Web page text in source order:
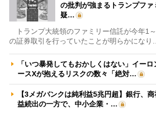
の批判が強まるトランプファ
疑…
トランプ大統領のファミリー信託が今年1
の証券取引を行っていたことが明らかになり…
「いつ暴発してもおかしくはない」イー
ースXが抱えるリスクの数々「絶対…
【3メガバンクは純利益5兆円超】銀行、
益続出の一方で、中小企業・…